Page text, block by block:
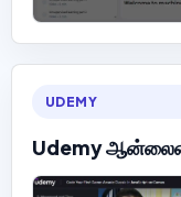
UDEMY
Udemy ஆன்லைன்